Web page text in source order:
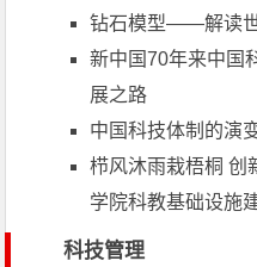
钻石模型——解读
新中国70年来中国
展之路
中国科技体制的演
栉风沐雨栽梧桐
学院科教基础设施
科技管理